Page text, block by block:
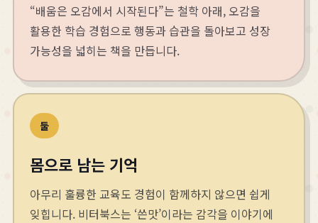
“배움은 오감에서 시작된다”는 철학 아래, 오감을
활용한 학습 경험으로 행동과 습관을 돌아보고 성장
가능성을 넓히는 책을 만듭니다.
둘
몸으로 남는 기억
아무리 훌륭한 교육도 경험이 함께하지 않으면 쉽게
잊힙니다. 비터북스는 ‘쓴맛’이라는 감각을 이야기에